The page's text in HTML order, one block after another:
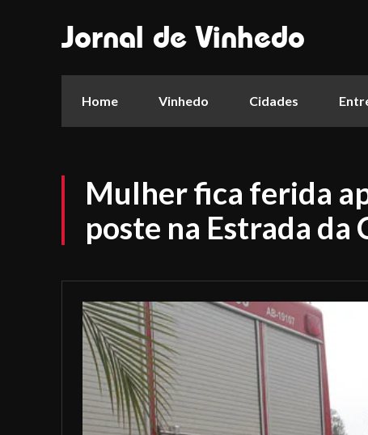
Jornal de Vinhedo
Home Vinhedo Cidades
Mulher fica ferida
poste na Estrada da